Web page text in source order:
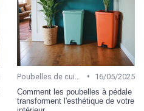
Poubelles de cuisine •
16/05/2025
Comment les poubelles à pédale
transforment l'esthétique de votre